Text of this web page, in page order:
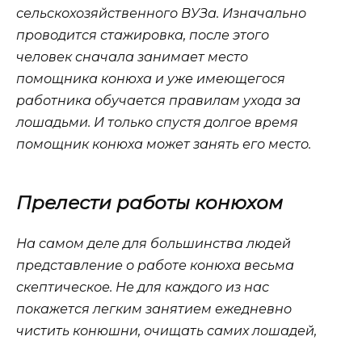
сельскохозяйственного ВУЗа. Изначально
проводится стажировка, после этого
человек сначала занимает место
помощника конюха и уже имеющегося
работника обучается правилам ухода за
лошадьми. И только спустя долгое время
помощник конюха может занять его место.
Прелести работы конюхом
На самом деле для большинства людей
представление о работе конюха весьма
скептическое. Не для каждого из нас
покажется легким занятием ежедневно
чистить конюшни, очищать самих лошадей,